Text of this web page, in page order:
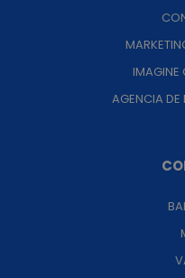
IMAGINE
AGENCIA DE